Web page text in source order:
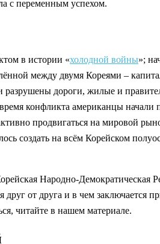
с переменным успехом.
в истории «холодной войны»;
между двумя Кореями –
дороги, жилые и
конфликта американцы
продвигаться на мировой
создать на всём Корейском
Народно-Демократическая
друг от друга и в чем
читайте в нашем материале.